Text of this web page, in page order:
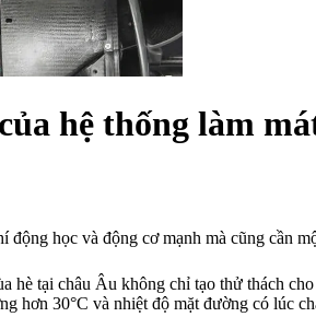
hệ thống làm
học và động cơ mạnh mà cũng cần
tại châu Âu không chỉ tạo thử thách
hơn 30°C và nhiệt độ mặt đường có lúc